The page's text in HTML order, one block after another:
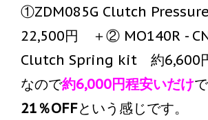
①ZDM085G Clutch
22,500円 ＋② MO140R -
Clutch Spring kit 約6,600
なので約6,000円程安いだけ
21％OFFという感じです。